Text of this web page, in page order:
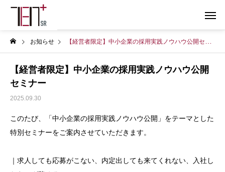
お知らせ 【経営者限定】中小企業の採用実践ノウハウ公開セミナー
【経営者限定】中小企業の採用実践ノウハウ公開
セミナー
2025.09.30
このたび、「中小企業の採用実践ノウハウ公開」をテーマとした
特別セミナーをご案内させていただきます。
｜求人しても応募がこない、内定出しても来てくれない、入社し